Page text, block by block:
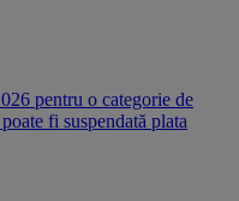
pentru o categorie de
fi suspendată plata